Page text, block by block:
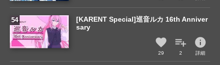
[KARENT Special]巡音ルカ 16th Anniver
sary
29 2
info
詳細